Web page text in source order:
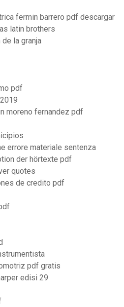
fermin barrero pdf descargar
latin brothers
la granja
pdf
moreno fernandez pdf
errore materiale sentenza
der hörtexte pdf
quotes
de credito pdf
pdf gratis
edisi 29